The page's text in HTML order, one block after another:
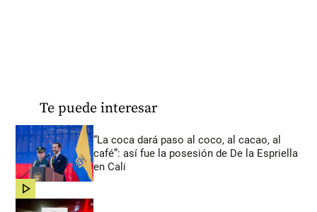
Te puede interesar
“La coca dará paso al coco, al cacao, al
café”: así fue la posesión de De la Espriella
en Cali
share